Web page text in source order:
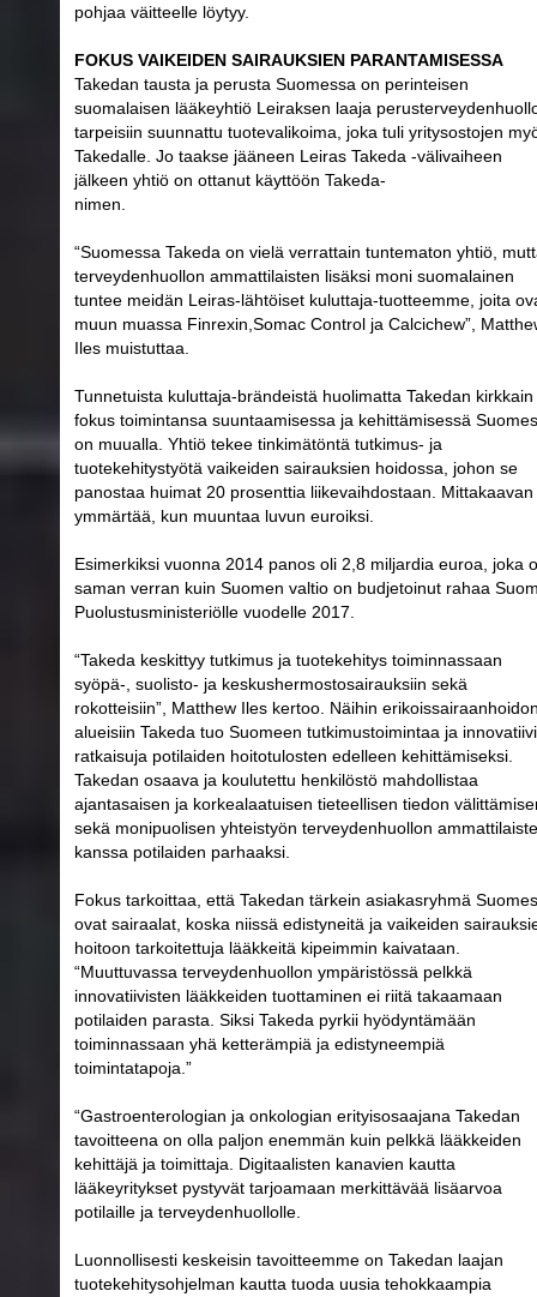
pohjaa väitteelle löytyy.
FOKUS VAIKEIDEN SAIRAUKSIEN PARANTAMISESSA
Takedan tausta ja perusta Suomessa on perinteisen
suomalaisen lääkeyhtiö Leiraksen laaja
tarpeisiin suunnattu tuotevalikoima, joka tuli yritysostojen
Takedalle. Jo taakse jääneen Leiras Takeda -välivaiheen
jälkeen yhtiö on ottanut käyttöön Takeda-
nimen.
“Suomessa Takeda on vielä verrattain tuntematon yhtiö,
terveydenhuollon ammattilaisten lisäksi moni suomalainen
tuntee meidän Leiras-lähtöiset kuluttaja-tuotteemme, joita
muun muassa Finrexin,Somac Control ja Calcichew”,
Iles muistuttaa.
Tunnetuista kuluttaja-brändeistä huolimatta Takedan kirkkain
fokus toimintansa suuntaamisessa ja kehittämisessä
on muualla. Yhtiö tekee tinkimätöntä tutkimus- ja
tuotekehitystyötä vaikeiden sairauksien hoidossa, johon se
panostaa huimat 20 prosenttia liikevaihdostaan. Mittakaavan
ymmärtää, kun muuntaa luvun euroiksi.
Esimerkiksi vuonna 2014 panos oli 2,8 miljardia euroa, joka
saman verran kuin Suomen valtio on budjetoinut rahaa
Puolustusministeriölle vuodelle 2017.
“Takeda keskittyy tutkimus ja tuotekehitys toiminnassaan
syöpä-, suolisto- ja keskushermostosairauksiin sekä
rokotteisiin”, Matthew Iles kertoo. Näihin
alueisiin Takeda tuo Suomeen tutkimustoimintaa ja
ratkaisuja potilaiden hoitotulosten edelleen kehittämiseksi.
Takedan osaava ja koulutettu henkilöstö mahdollistaa
ajantasaisen ja korkealaatuisen tieteellisen tiedon
sekä monipuolisen yhteistyön terveydenhuollon
kanssa potilaiden parhaaksi.
Fokus tarkoittaa, että Takedan tärkein asiakasryhmä
ovat sairaalat, koska niissä edistyneitä ja vaikeiden
hoitoon tarkoitettuja lääkkeitä kipeimmin kaivataan.
“Muuttuvassa terveydenhuollon ympäristössä pelkkä
innovatiivisten lääkkeiden tuottaminen ei riitä takaamaan
potilaiden parasta. Siksi Takeda pyrkii hyödyntämään
toiminnassaan yhä ketterämpiä ja edistyneempiä
toimintatapoja.”
“Gastroenterologian ja onkologian erityisosaajana Takedan
tavoitteena on olla paljon enemmän kuin pelkkä lääkkeiden
kehittäjä ja toimittaja. Digitaalisten kanavien kautta
lääkeyritykset pystyvät tarjoamaan merkittävää lisäarvoa
potilaille ja terveydenhuollolle.
Luonnollisesti keskeisin tavoitteemme on Takedan laajan
tuotekehitysohjelman kautta tuoda uusia tehokkaampia